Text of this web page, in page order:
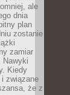
ale
dnia
plan
zostanie
zamiar
Nawyki
Kiedy
i związane
że z